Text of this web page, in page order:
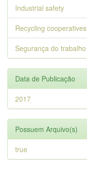
Industrial safety
Recycling cooperatives
Segurança do trabalho
Data de Publicação
2017
Possuem Arquivo(s)
true